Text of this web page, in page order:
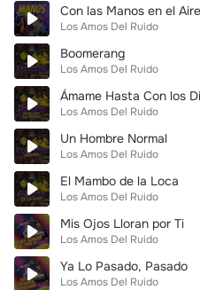
Con las Manos en el
Los Amos Del Ruido
Boomerang
Los Amos Del Ruido
Ámame Hasta Con los
Los Amos Del Ruido
Un Hombre Normal
Los Amos Del Ruido
El Mambo de la Loca
Los Amos Del Ruido
Mis Ojos Lloran por Ti
Los Amos Del Ruido
Ya Lo Pasado, Pasado
Los Amos Del Ruido